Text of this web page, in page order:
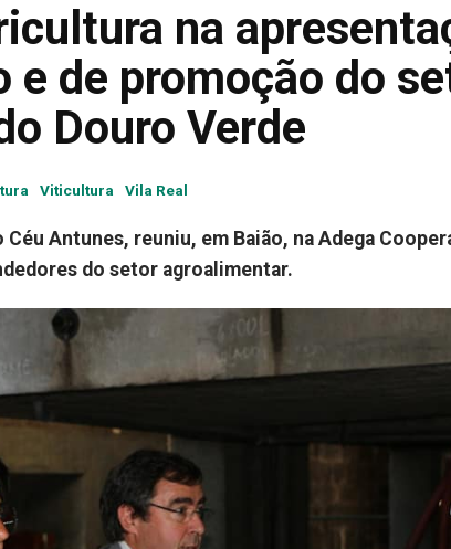
na
de promoção do
Douro Verde
Viticultura Vila Real
Antunes, reuniu, em Baião, na Adega
do setor agroalimentar.